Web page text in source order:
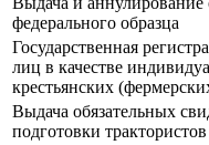
федерального образца
Государственная
лиц в качестве
крестьянских
Выдача обязательных
подготовки